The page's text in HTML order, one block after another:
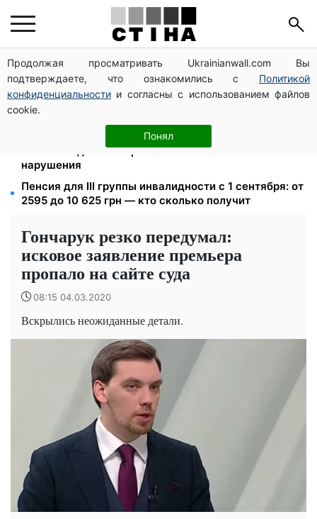
Продолжая просматривать Ukrainianwall.com Вы
подтверждаете, что ознакомились с Политикой
конфиденциальности и согласны с использованием файлов
cookie.
Понял
125 грн за куб воды: закон №4777 запустил двойное
подорожание тарифов в регионах
Пенсия по инвалидности III группы с сентября: от
2595 до 10 625 грн — кто сколько получит
26 000 подписей — Зеленский поручил СНБО
лишать водителей прав за систематические
нарушения
Пенсия для III группы инвалидности с 1 сентября: от
2595 до 10 625 грн — кто сколько получит
Гончарук резко передумал:
исковое заявление премьера
пропало на сайте суда
08:15 04.03.2020
Вскрылись неожиданные детали.